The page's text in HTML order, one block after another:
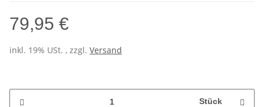
79,95 €
inkl. 19% USt. , zzgl. Versand
Stück